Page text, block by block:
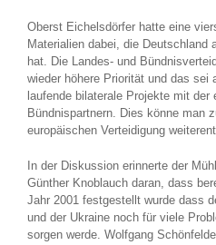
Oberst Eichelsdörfer hatte eine
Materialien dabei, die Deutschland
hat. Die Landes- und
wieder höhere Priorität und das sei
laufende bilaterale Projekte mit der
Bündnispartnern. Dies könne man
europäischen Verteidigung
In der Diskussion erinnerte der
Günther Knoblauch daran, dass
Jahr 2001 festgestellt wurde dass
und der Ukraine noch für viele
sorgen werde. Wolfgang